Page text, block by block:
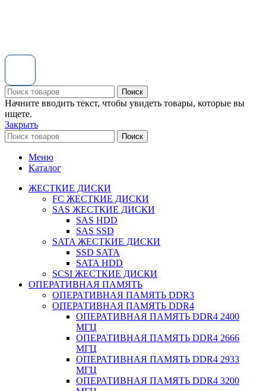
Поиск
Начните вводить текст, чтобы увидеть товары, которые вы
ищете.
Закрыть
Поиск
Меню
Каталог
ЖЕСТКИЕ ДИСКИ
FC ЖЕСТКИЕ ДИСКИ
SAS ЖЕСТКИЕ ДИСКИ
SAS HDD
SAS SSD
SATA ЖЕСТКИЕ ДИСКИ
SSD SATA
SATA HDD
SCSI ЖЕСТКИЕ ДИСКИ
ОПЕРАТИВНАЯ ПАМЯТЬ
ОПЕРАТИВНАЯ ПАМЯТЬ DDR3
ОПЕРАТИВНАЯ ПАМЯТЬ DDR4
ОПЕРАТИВНАЯ ПАМЯТЬ DDR4 2400
МГЦ
ОПЕРАТИВНАЯ ПАМЯТЬ DDR4 2666
МГЦ
ОПЕРАТИВНАЯ ПАМЯТЬ DDR4 2933
МГЦ
ОПЕРАТИВНАЯ ПАМЯТЬ DDR4 3200